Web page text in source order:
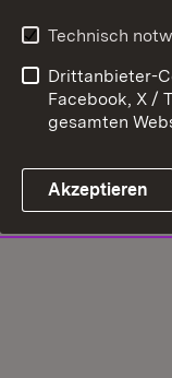
Technisch
Drittanbieter-
Facebook, X /
gesamten
Akzeptieren